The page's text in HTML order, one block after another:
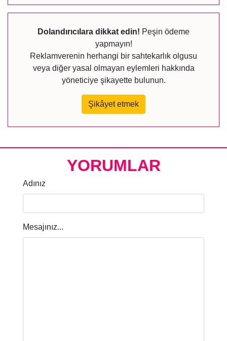
Dolandırıcılara dikkat edin! Peşin ödeme
yapmayın!
Reklamverenin herhangi bir sahtekarlık olgusu
veya diğer yasal olmayan eylemleri hakkında
yöneticiye şikayette bulunun.
Şikâyet etmek
YORUMLAR
Adınız
Mesajınız...